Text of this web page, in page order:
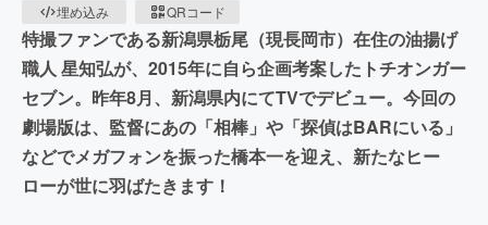
埋め込み
QRコード
特撮ファンである新潟県栃尾（現長岡市）在住の油揚げ
職人 星知弘が、2015年に自ら企画考案したトチオンガー
セブン。昨年8月、新潟県内にてTVでデビュー。今回の
劇場版は、監督にあの「相棒」や「探偵はBARにいる」
などでメガフォンを振った橋本一を迎え、新たなヒー
ローが世に羽ばたきます！